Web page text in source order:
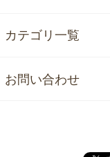
カテゴリ一覧
お問い合わせ